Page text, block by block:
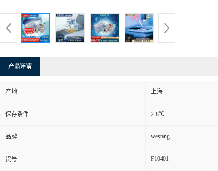
产品详请
产地 上海
保存条件 2-8℃
品牌 westang
货号 F10401